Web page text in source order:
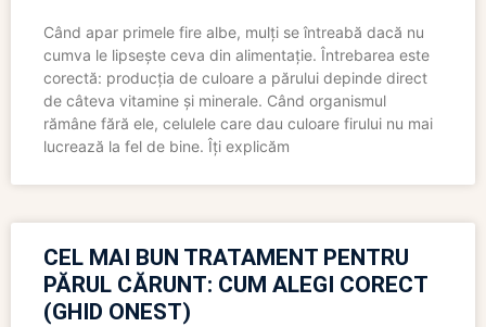
Când apar primele fire albe, mulți se întreabă dacă nu
cumva le lipsește ceva din alimentație. Întrebarea este
corectă: producția de culoare a părului depinde direct
de câteva vitamine și minerale. Când organismul
rămâne fără ele, celulele care dau culoare firului nu mai
lucrează la fel de bine. Îți explicăm
CEL MAI BUN TRATAMENT PENTRU
PĂRUL CĂRUNT: CUM ALEGI CORECT
(GHID ONEST)